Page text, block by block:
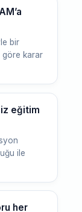
bir
göre karar
eğitim
ile
her